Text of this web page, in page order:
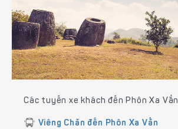
Các tuyến xe khách đến Phôn Xa Vẳn
Viêng Chăn đến Phôn Xa Vẳn